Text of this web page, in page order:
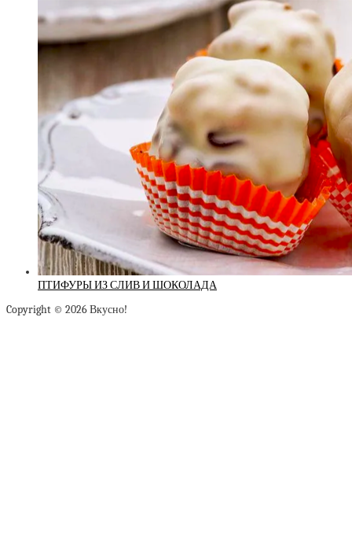
ПТИФУРЫ ИЗ СЛИВ И ШОКОЛАДА
Copyright © 2026 Вкусно!